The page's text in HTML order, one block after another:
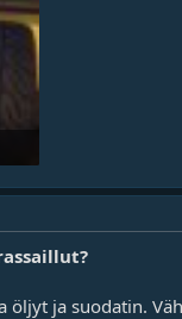
öljyt ja suodatin.